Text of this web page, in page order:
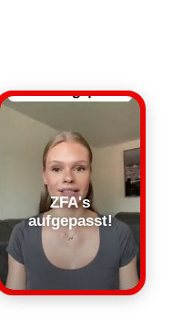
ZFA's
aufgepasst!